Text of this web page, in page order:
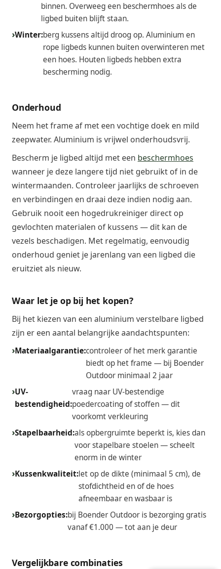
binnen. Overweeg een beschermhoes als de
ligbed buiten blijft staan.
Winter:berg kussens altijd droog op. Aluminium en
rope ligbeds kunnen buiten overwinteren met
een hoes. Houten ligbeds hebben extra
bescherming nodig.
Onderhoud
Neem het frame af met een vochtige doek en mild
zeepwater. Aluminium is vrijwel onderhoudsvrij.
Bescherm je ligbed altijd met een beschermhoes
wanneer je deze langere tijd niet gebruikt of in de
wintermaanden. Controleer jaarlijks de schroeven
en verbindingen en draai deze indien nodig aan.
Gebruik nooit een hogedrukreiniger direct op
gevlochten materialen of kussens — dit kan de
vezels beschadigen. Met regelmatig, eenvoudig
onderhoud geniet je jarenlang van een ligbed die
eruitziet als nieuw.
Waar let je op bij het kopen?
Bij het kiezen van een aluminium verstelbare ligbed
zijn er een aantal belangrijke aandachtspunten:
Materiaalgarantie:controleer of het merk garantie
biedt op het frame — bij Boender
Outdoor minimaal 2 jaar
UV-
bestendigheid:
vraag naar UV-bestendige
poedercoating of stoffen — dit
voorkomt verkleuring
Stapelbaarheid:als opbergruimte beperkt is, kies dan
voor stapelbare stoelen — scheelt
enorm in de winter
Kussenkwaliteit:let op de dikte (minimaal 5 cm), de
stofdichtheid en of de hoes
afneembaar en wasbaar is
Bezorgopties:bij Boender Outdoor is bezorging gratis
vanaf €1.000 — tot aan je deur
Vergelijkbare combinaties